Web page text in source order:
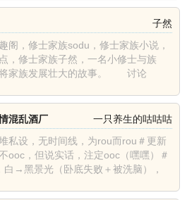
子然
阁，修士家族sodu，修士家族小说，
，修士家族子然，一名小修士与族
将家族发展壮大的故事。 讨论
一只养生的咕咕咕
混乱酒厂
私设，无时间线，为rou而rou＃更新
ooc，但说实话，注定ooc（嘿嘿）＃
白→黑景光（卧底失败＋被洗脑），